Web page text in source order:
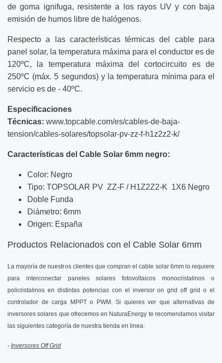
de goma ignifuga, resistente a los rayos UV y con baja
emisión de humos libre de halógenos.
Respecto a las características térmicas del cable para
panel solar, la temperatura máxima para el conductor es de
120ºC, la temperatura máxima del cortocircuito es de
250ºC (máx. 5 segundos) y la temperatura mínima para el
servicio es de - 40ºC.
Especificaciones
Técnicas: www.topcable.com/es/cables-de-baja-
tension/cables-solares/topsolar-pv-zz-f-h1z2z2-k/
Características del Cable Solar 6mm negro:
Color: Negro
Tipo: TOPSOLAR PV ZZ-F / H1Z2Z2-K 1X6 Negro
Doble Funda
Diámetro: 6mm
Origen: España
Productos Relacionados con el Cable Solar 6mm
La mayoría de nuestros clientes que compran el cable solar 6mm lo requiere
para interconectar paneles solares fotovoltaicos monocristalinos o
policristalinos en distintas potencias con el inversor on grid off grid o el
controlador de carga MPPT o PWM. Si quieres ver que alternativas de
inversores solares que ofrecemos en NaturaEnergy te recomendamos visitar
las siguientes categoría de nuestra tienda en linea:
- Inversores Off Grid